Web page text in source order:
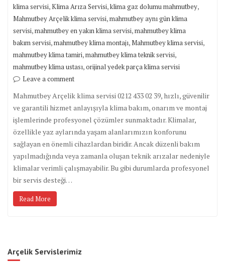
klima servisi,Klima Arıza Servisi,klima gaz dolumu mahmutbey,
Mahmutbey Arçelik klima servisi,mahmutbey aynı gün klima
servisi,mahmutbey en yakın klima servisi,mahmutbey klima
bakım servisi,mahmutbey klima montajı,Mahmutbey klima servisi,
mahmutbey klima tamiri,mahmutbey klima teknik servisi,
mahmutbey klima ustası,orijinal yedek parça klima servisi
Leave a comment
Mahmutbey Arçelik klima servisi 0212 433 02 39, hızlı, güvenilir
ve garantili hizmet anlayışıyla klima bakım, onarım ve montaj
işlemlerinde profesyonel çözümler sunmaktadır. Klimalar,
özellikle yaz aylarında yaşam alanlarımızın konforunu
sağlayan en önemli cihazlardan biridir. Ancak düzenli bakım
yapılmadığında veya zamanla oluşan teknik arızalar nedeniyle
klimalar verimli çalışmayabilir. Bu gibi durumlarda profesyonel
bir servis desteği…
Read More
Arçelik Servislerimiz